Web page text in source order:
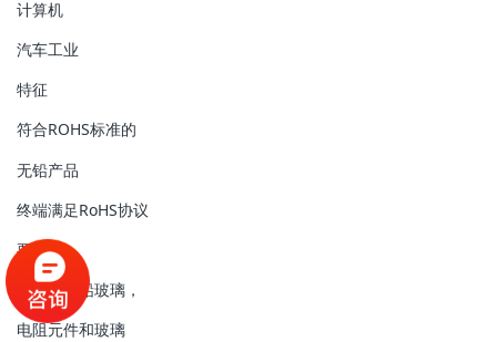
计算机
汽车工业
特征
符合ROHS标准的
无铅产品
终端满足RoHS协议
要求
电极中的铅玻璃，
电阻元件和玻璃